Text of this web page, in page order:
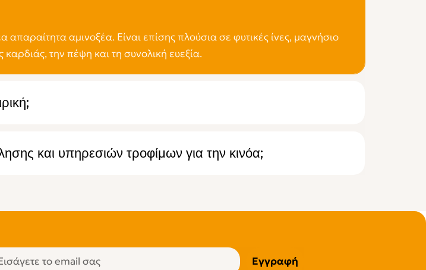
αμινοξέα. Είναι επίσης πλούσια σε φυτικές ίνες, μαγνήσιο
καρδιάς, την πέψη και τη συνολική ευεξία.
και υπηρεσιών τροφίμων για την κινόα;
Εγγραφή